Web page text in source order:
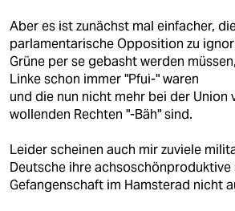
Aber es ist zunächst mal einfacher,
parlamentarische Opposition zu
Grüne per se gebasht werden müssen,
Linke schon immer "Pfui-" waren
und die nun nicht mehr bei der Union
wollenden Rechten "-Bäh" sind.
Leider scheinen auch mir zuviele
Deutsche ihre
Gefangenschaft im Hamsterad nicht